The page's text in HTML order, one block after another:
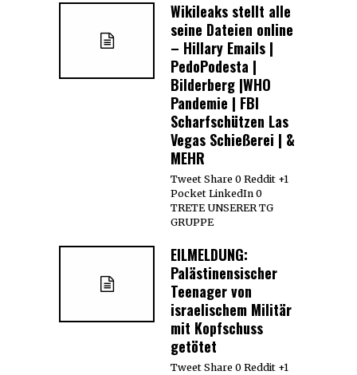
Wikileaks stellt alle
seine Dateien online
– Hillary Emails |
PedoPodesta |
Bilderberg |WHO
Pandemie | FBI
Scharfschützen Las
Vegas Schießerei | &
MEHR
Tweet Share 0 Reddit +1
Pocket LinkedIn 0
TRETE UNSERER TG
GRUPPE
EILMELDUNG:
Palästinensischer
Teenager von
israelischem Militär
mit Kopfschuss
getötet
Tweet Share 0 Reddit +1